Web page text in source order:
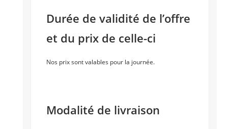
Durée de validité de l’offre
et du prix de celle-ci
Nos prix sont valables pour la journée.
Modalité de livraison